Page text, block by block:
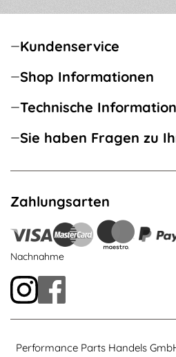
Kundenservice
Shop Informationen
Technische
Sie haben Fragen zu
Zahlungsarten
Nachnahme
Performance Parts Handels